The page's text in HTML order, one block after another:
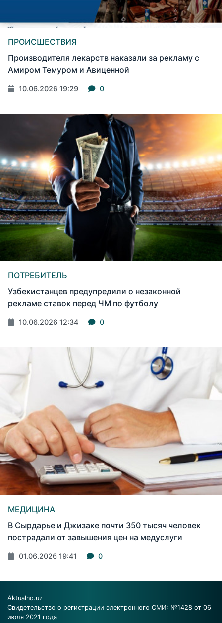
ПРОИСШЕСТВИЯ
Производителя лекарств наказали за рекламу с
Амиром Темуром и Авиценной
10.06.2026 19:29 0
ПОТРЕБИТЕЛЬ
Узбекистанцев предупредили о незаконной
рекламе ставок перед ЧМ по футболу
10.06.2026 12:34 0
МЕДИЦИНА
В Сырдарье и Джизаке почти 350 тысяч человек
пострадали от завышения цен на медуслуги
01.06.2026 19:41 0
Aktualno.uz
Свидетельство о регистрации электронного СМИ: №1428 от 06
июля 2021 года